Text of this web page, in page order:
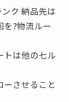
ク 納品先は
?物流ルー
トは他の七ル
ーさせること